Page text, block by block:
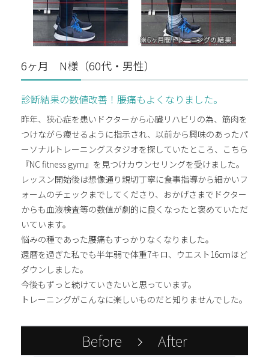
6ヶ月 N様（60代・男性）
診断結果の数値改善！腰痛もよくなりました。
昨年、狭心症を患いドクターから心臓リハビリの為、筋肉を
つけながら痩せるように指示され、以前から興味のあったパ
ーソナルトレーニングスタジオを探していたところ、こちら
『NC fitness gym』を見つけカウンセリングを受けました。
レッスン開始後は想像通り親切丁寧に食事指導から細かいフ
ォームのチェックまでしてくださり、おかげさまでドクター
からも血液検査等の数値が劇的に良くなったと褒めていただ
いています。
悩みの種であった腰痛もすっかりなくなりました。
還暦を過ぎた私でも半年弱で体重7キロ、ウエスト16cmほど
ダウンしました。
今後もずっと続けていきたいと思っています。
トレーニングがこんなに楽しいものだと知りませんでした。
Before After